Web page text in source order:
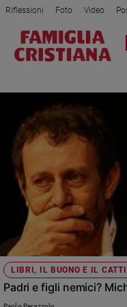
Attualità
Mondo
Economia
Legalità
e
giustizia
Sport
Interviste
Papa
Papa
Riflessioni Foto Video
Privacy Policy Chi siamo
Registrati Redazione
LIBRI, IL BUONO E IL
Padri e figli nemici?